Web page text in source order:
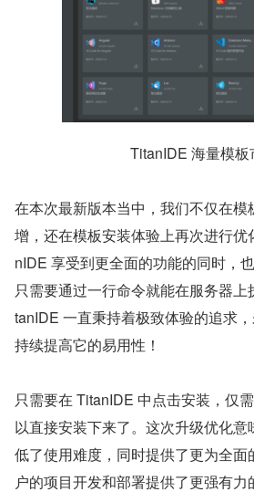
TitanIDE 海量模板
在本次最新版本当中，我们不仅在
增，还在模板安装体验上再次进行
nIDE 享受到更全面的功能的同时，
只需要通过一行命令就能在服务器
tanIDE 一直秉持着极致体验的追求
持续提高它的易用性！
只需要在 TitanIDE 中点击安装，仅
以直接安装下来了。这次升级优化
低了使用难度，同时提供了更为全面
户的项目开发和部署提供了更强有力